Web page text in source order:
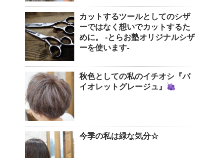
カットするツールとしてのシザ
ーではなく想いでカットするた
めに。 -とらお塾オリジナルシザ
ーを使います-
秋色としての私のイチオシ『バ
イオレットグレージュ』
今季の私は緑な気分☆